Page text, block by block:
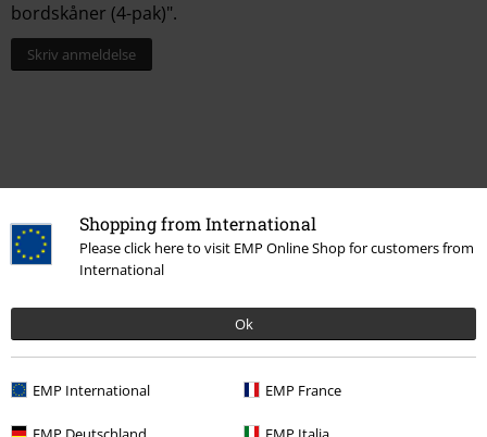
Shopping from International
Please click here to visit EMP Online Shop for customers from
International
Ok
EMP International EMP France
bordskåner (4-pak)".
Skriv anmeldelse
15%
rabat
Tilmeld dig nu og få en rabatkode på 15%!Mere
info